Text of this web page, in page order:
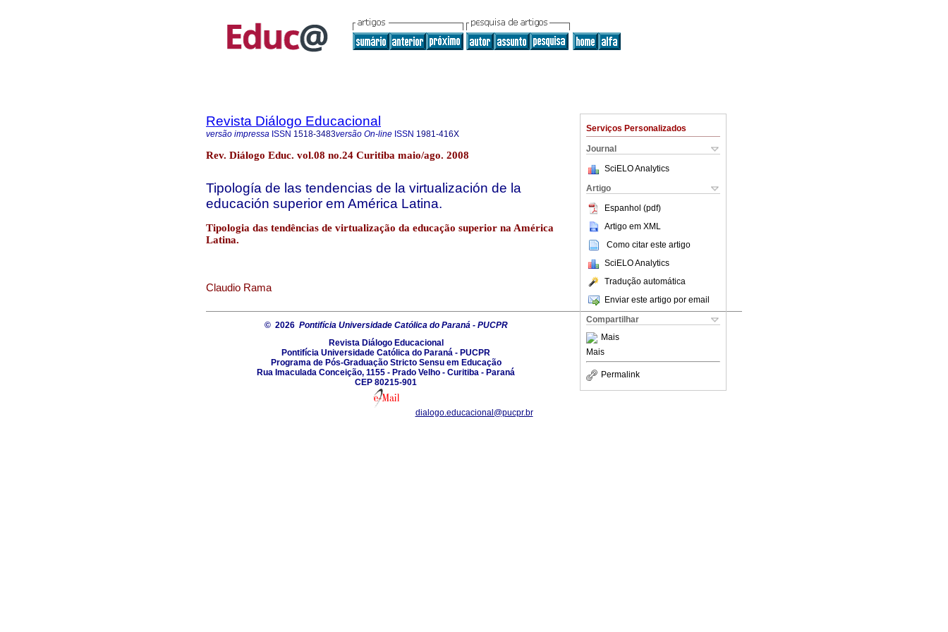
Serviços Personalizados
Journal
SciELO Analytics
Artigo
Espanhol (pdf)
Artigo em XML
Como citar este artigo
SciELO Analytics
Tradução automática
Enviar este artigo por email
Compartilhar
Mais
Mais
Permalink
Revista Diálogo Educacional
versão impressa ISSN 1518-3483versão On-line ISSN 1981-416X
Rev. Diálogo Educ. vol.08 no.24 Curitiba maio/ago. 2008
Tipología de las tendencias de la virtualización de la
educación superior em América Latina.
Tipologia das tendências de virtualização da educação superior na América
Latina.
Claudio Rama
© 2026 Pontifícia Universidade Católica do Paraná - PUCPR
Revista Diálogo Educacional
Pontifícia Universidade Católica do Paraná - PUCPR
Programa de Pós-Graduação Stricto Sensu em Educação
Rua Imaculada Conceição, 1155 - Prado Velho - Curitiba - Paraná
CEP 80215-901
dialogo.educacional@pucpr.br